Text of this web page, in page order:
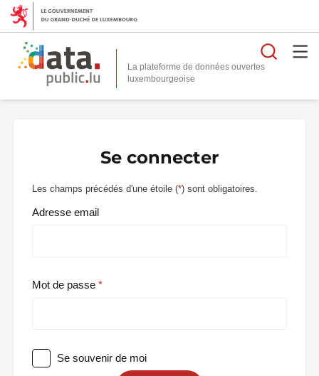
La plateforme de données ouvertes
Se connecter
Les champs précédés d'une étoile (*) sont obligatoires.
Adresse email
Mot de passe
Se souvenir de moi